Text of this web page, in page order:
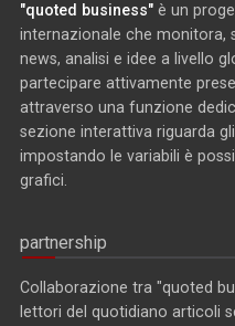
"quoted business" è un
internazionale che monitora,
news, analisi e idee a livello
partecipare attivamente
attraverso una funzione
sezione interattiva riguarda
impostando le variabili è
grafici.
partnership
Collaborazione tra "quoted
lettori del quotidiano articoli